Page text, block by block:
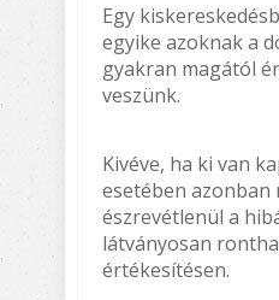
Egy
egyike azoknak a
gyakran magától
veszünk.
Kivéve, ha ki van
esetében
észrevétlenül a
látványosan
értékesítésen.